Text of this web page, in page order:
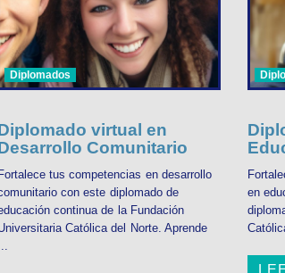
Diplomados
virtual en
Comunitario
tus competencias en desarrollo
con este diplomado de
continua de la Fundación
Católica del Norte. Aprende
en